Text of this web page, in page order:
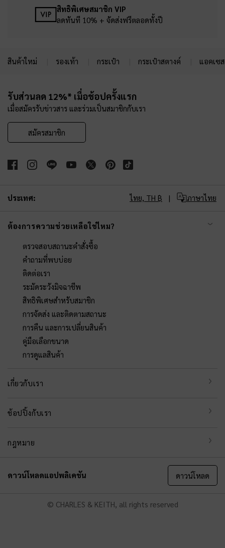
สิทธิพิเศษสมาชิก VIP
ลดทันที 10% + จัดส่งฟรีตลอดทั้งปี
สินค้าใหม่ รองเท้า กระเป๋า กระเป๋าสตางค์ แอคเซ
รับส่วนลด 12%* เมื่อช้อปครั้งแรก
เมื่อสมัครรับข่าวสาร และร่วมเป็นสมาชิกกับเรา
สมัครสมาชิก
ประเทศ: ไทย, TH ฿ ภาษาไทย
ต้องการความช่วยเหลือใช่ไหม?
ตรวจสอบสถานะคำสั่งซื้อ
คำถามที่พบบ่อย
ติดต่อเรา
ระมัดระวังมิจฉาชีพ
สิทธิพิเศษสำหรับสมาชิก
การจัดส่ง และติดตามสถานะ
การคืน และการเปลี่ยนสินค้า
คู่มือเลือกขนาด
การดูแลสินค้า
เกี่ยวกับเรา
ช้อปปิ้งกับเรา
กฎหมาย
ดาวน์โหลดแอปพลิเคชัน ดาวน์โหลด
© CHARLES & KEITH, all rights reserved